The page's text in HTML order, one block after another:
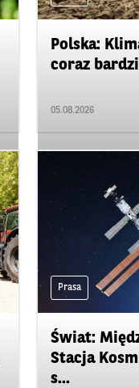
Polska:
coraz
05.08.2026
Prasa
Świat:
Stacja
s...